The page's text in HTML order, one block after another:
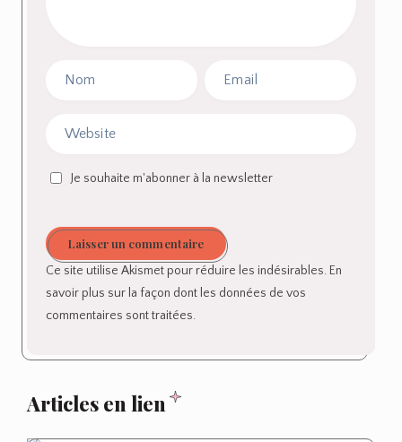
Je souhaite m'abonner à la newsletter
Laisser un commentaire
Ce site utilise Akismet pour réduire les indésirables. En
savoir plus sur la façon dont les données de vos
commentaires sont traitées.
Articles en lien